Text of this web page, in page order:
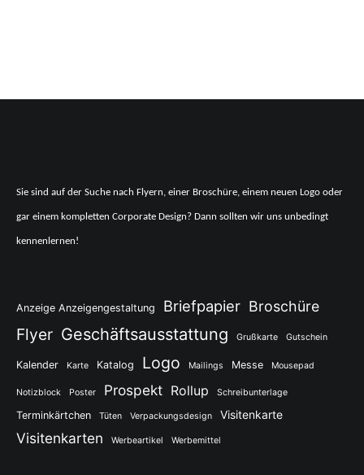
Sie sind auf der Suche nach Flyern, einer Broschüre, einem neuen Logo oder
gar einem kompletten Corporate Design? Dann sollten wir uns unbedingt
kennenlernen!
Anzeige Anzeigengestaltung Briefpapier Broschüre
Flyer Geschäftsausstattung Grußkarte Gutschein
Kalender Karte Katalog Logo Mailings Messe Mousepad
Notizblock Poster Prospekt Rollup Schreibunterlage
Terminkärtchen Tüten Verpackungsdesign Visitenkarte
Visitenkarten Werbeartikel Werbemittel